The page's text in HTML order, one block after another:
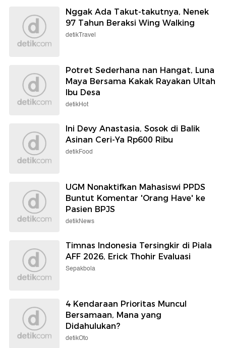
Nggak Ada Takut-takutnya, Nenek
97 Tahun Beraksi Wing Walking
detikTravel
Potret Sederhana nan Hangat, Luna
Maya Bersama Kakak Rayakan Ultah
Ibu Desa
detikHot
Ini Devy Anastasia, Sosok di Balik
Asinan Ceri-Ya Rp600 Ribu
detikFood
UGM Nonaktifkan Mahasiswi PPDS
Buntut Komentar 'Orang Have' ke
Pasien BPJS
detikNews
Timnas Indonesia Tersingkir di Piala
AFF 2026, Erick Thohir Evaluasi
Sepakbola
4 Kendaraan Prioritas Muncul
Bersamaan, Mana yang
Didahulukan?
detikOto